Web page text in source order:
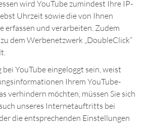
wird YouTube zumindest Ihre IP-
Uhrzeit sowie die von Ihnen
erfassen und verarbeiten. Zudem
dem Werbenetzwerk „DoubleClick“
bei YouTube eingeloggt sein, weist
Ihrem YouTube-
verhindern möchten, müssen Sie sich
unseres Internetauftritts bei
die entsprechenden Einstellungen